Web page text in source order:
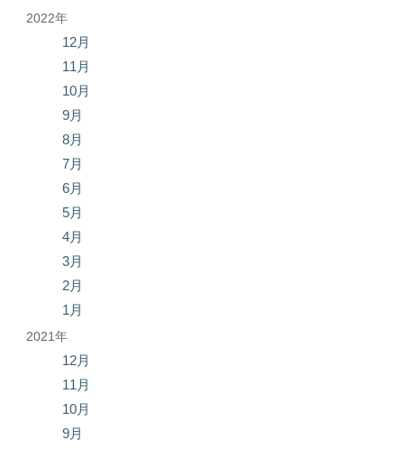
2022年
12月
11月
10月
9月
8月
7月
6月
5月
4月
3月
2月
1月
2021年
12月
11月
10月
9月